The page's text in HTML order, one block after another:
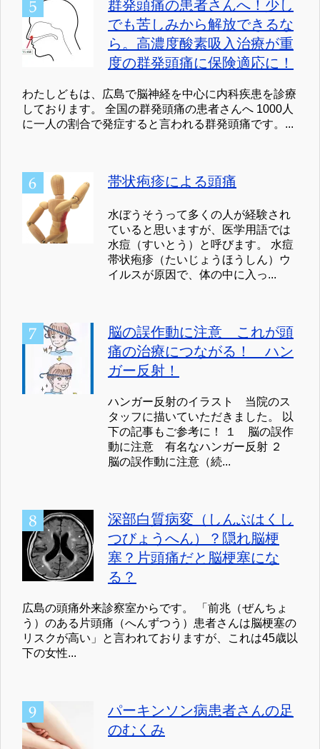
群発頭痛の患者さんへ！少し
でも苦しみから解放できるな
ら。高濃度酸素吸入治療が重
度の群発頭痛に保険適応に！
わたしどもは、広島で脳神経を中心に内科疾患を診療
しております。 全国の群発頭痛の患者さんへ 1000人
に一人の割合で発症すると言われる群発頭痛です。...
帯状疱疹による頭痛
水ぼうそうって多くの人が経験され
ていると思いますが、医学用語では
水痘（すいとう）と呼びます。 水痘
帯状疱疹（たいじょうほうしん）ウ
イルスが原因で、体の中に入っ...
脳の誤作動に注意 これが頭
痛の治療につながる！ ハン
ガー反射！
ハンガー反射のイラスト 当院のス
タッフに描いていただきました。 以
下の記事もご参考に！ １ 脳の誤作
動に注意 有名なハンガー反射 ２
脳の誤作動に注意（続...
深部白質病変（しんぶはくし
つびょうへん）？隠れ脳梗
塞？片頭痛だと脳梗塞にな
る？
広島の頭痛外来診察室からです。 「前兆（ぜんちょ
う）のある片頭痛（へんずつう）患者さんは脳梗塞の
リスクが高い」と言われておりますが、これは45歳以
下の女性...
パーキンソン病患者さんの足
のむくみ